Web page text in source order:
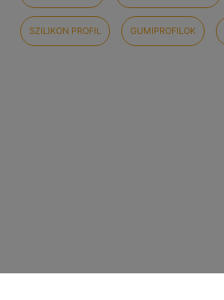
SZILIKON PROFIL GUMIPROFILOK